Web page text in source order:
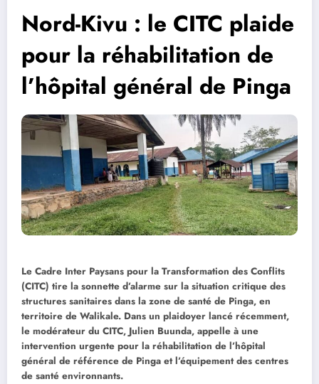
Nord-Kivu : le CITC plaide
pour la réhabilitation de
l’hôpital général de Pinga
Le Cadre Inter Paysans pour la Transformation des Conflits
(CITC) tire la sonnette d’alarme sur la situation critique des
structures sanitaires dans la zone de santé de Pinga, en
territoire de Walikale. Dans un plaidoyer lancé récemment,
le modérateur du CITC, Julien Buunda, appelle à une
intervention urgente pour la réhabilitation de l’hôpital
général de référence de Pinga et l’équipement des centres
de santé environnants.